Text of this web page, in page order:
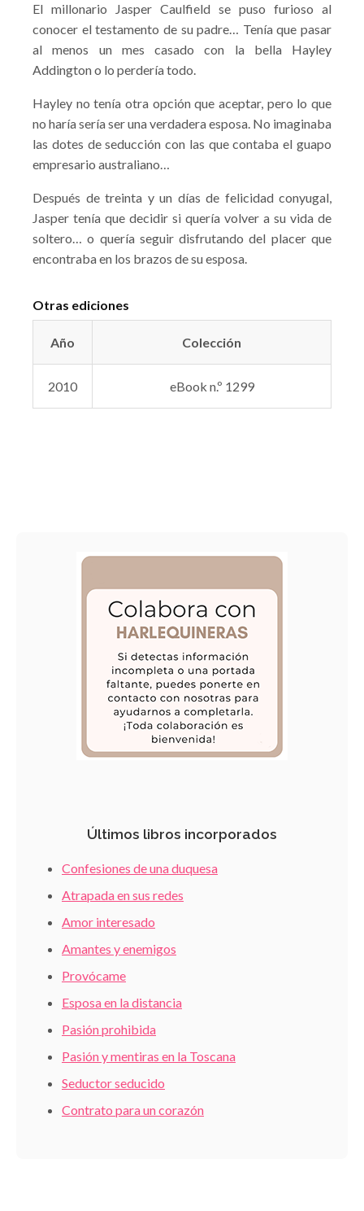
El millonario Jasper Caulfield se puso furioso al
conocer el testamento de su padre… Tenía que pasar
al menos un mes casado con la bella Hayley
Addington o lo perdería todo.
Hayley no tenía otra opción que aceptar, pero lo que
no haría sería ser una verdadera esposa. No imaginaba
las dotes de seducción con las que contaba el guapo
empresario australiano…
Después de treinta y un días de felicidad conyugal,
Jasper tenía que decidir si quería volver a su vida de
soltero… o quería seguir disfrutando del placer que
encontraba en los brazos de su esposa.
Otras ediciones
Año Colección
2010 eBook n.º 1299
Últimos libros incorporados
Confesiones de una duquesa
Atrapada en sus redes
Amor interesado
Amantes y enemigos
Provócame
Esposa en la distancia
Pasión prohibida
Pasión y mentiras en la Toscana
Seductor seducido
Contrato para un corazón